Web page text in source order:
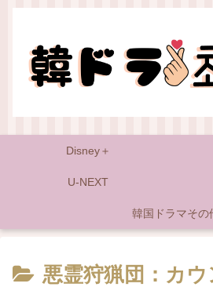
Disney＋
U-NEXT
韓国ドラマその
悪霊狩猟団：カウ